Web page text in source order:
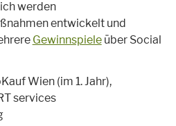
werden
entwickelt und
Gewinnspieleüber Social
Wien (im 1. Jahr),
services